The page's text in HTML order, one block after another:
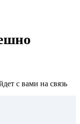
с вами на связь